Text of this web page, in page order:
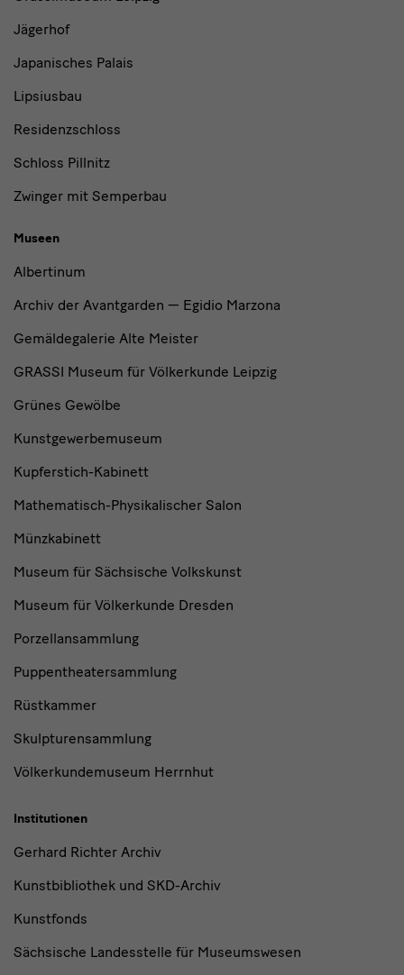
Jägerhof
Japanisches Palais
Lipsiusbau
Residenzschloss
Schloss Pillnitz
Zwinger mit Semperbau
Museen
Albertinum
Archiv der Avantgarden — Egidio Marzona
Gemäldegalerie Alte Meister
GRASSI Museum für Völkerkunde Leipzig
Grünes Gewölbe
Kunstgewerbemuseum
Kupferstich-Kabinett
Mathematisch-Physikalischer Salon
Münzkabinett
Museum für Sächsische Volkskunst
Museum für Völkerkunde Dresden
Porzellansammlung
Puppentheatersammlung
Rüstkammer
Skulpturensammlung
Völkerkundemuseum Herrnhut
Institutionen
Gerhard Richter Archiv
Kunstbibliothek und SKD-Archiv
Kunstfonds
Sächsische Landesstelle für Museumswesen